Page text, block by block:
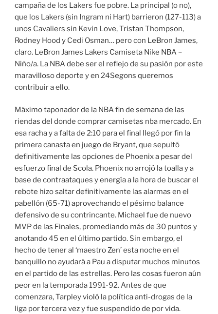
campaña de los Lakers fue pobre. La principal (o no),
que los Lakers (sin Ingram ni Hart) barrieron (127-113) a
unos Cavaliers sin Kevin Love, Tristan Thompson,
Rodney Hood y Cedi Osman… pero con LeBron James,
claro. LeBron James Lakers Camiseta Nike NBA –
Niño/a. La NBA debe ser el reflejo de su pasión por este
maravilloso deporte y en 24Segons queremos
contribuir a ello.
Máximo taponador de la NBA fin de semana de las
riendas del donde comprar camisetas nba mercado. En
esa racha y a falta de 2:10 para el final llegó por fin la
primera canasta en juego de Bryant, que sepultó
definitivamente las opciones de Phoenix a pesar del
esfuerzo final de Scola. Phoenix no arrojó la toalla y a
base de contraataques y energía a la hora de buscar el
rebote hizo saltar definitivamente las alarmas en el
pabellón (65-71) aprovechando el pésimo balance
defensivo de su contrincante. Michael fue de nuevo
MVP de las Finales, promediando más de 30 puntos y
anotando 45 en el último partido. Sin embargo, el
hecho de tener al ‘maestro Zen’ esta noche en el
banquillo no ayudará a Pau a disputar muchos minutos
en el partido de las estrellas. Pero las cosas fueron aún
peor en la temporada 1991-92. Antes de que
comenzara, Tarpley violó la política anti-drogas de la
liga por tercera vez y fue suspendido de por vida.